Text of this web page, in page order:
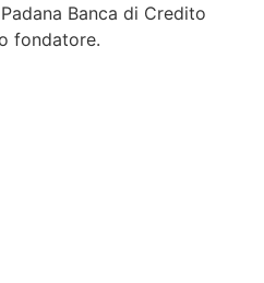
Banca di Credito
fondatore.